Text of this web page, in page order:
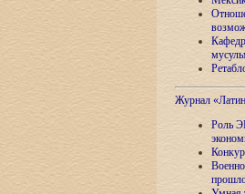
Журнал
Роль